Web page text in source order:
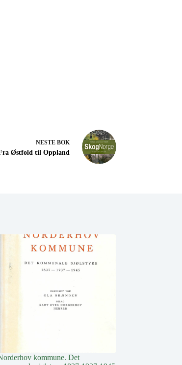
NESTE BOK
Østfold til Oppland
kommune. Det